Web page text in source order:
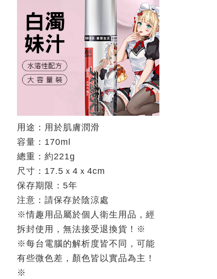
用途：用於肌膚潤滑
容量： 170ml
總重：約221g
尺寸： 17.5 ｘ 4 ｘ 4cm
保存期限： 5年
注意：請保存於陰涼處
※情趣用品屬於個人衛生用品，經
拆封使用，無法接受退換貨！※
※每台電腦的解析度皆不同，可能
有些微色差，顏色皆以實品為主！
※